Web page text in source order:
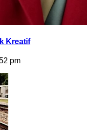
Kreatif
pm